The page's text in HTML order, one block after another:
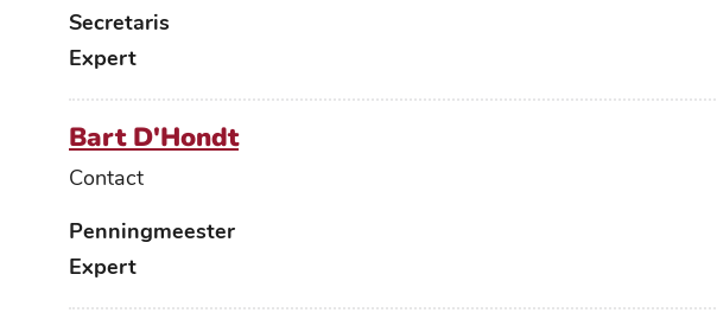
Functies
Secretaris
Expert
Bart D'Hondt
Contact
Functies
Penningmeester
Expert